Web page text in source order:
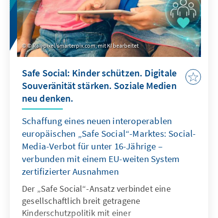
© Rawpixel/smarterpix.com, mit KI bearbeitet
Safe Social: Kinder schützen. Digitale
Souveränität stärken. Soziale Medien
neu denken.
Schaffung eines neuen interoperablen
europäischen „Safe Social“-Marktes: Social-
Media-Verbot für unter 16-Jährige –
verbunden mit einem EU-weiten System
zertifizierter Ausnahmen
Der „Safe Social“-Ansatz verbindet eine
gesellschaftlich breit getragene
Kinderschutzpolitik mit einer